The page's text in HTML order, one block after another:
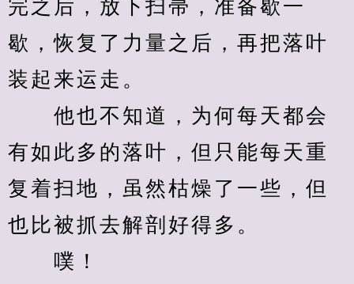
完之后，放下扫帚，准备歇一
歇，恢复了力量之后，再把落叶
装起来运走。
他也不知道，为何每天都会
有如此多的落叶，但只能每天重
复着扫地，虽然枯燥了一些，但
也比被抓去解剖好得多。
噗！